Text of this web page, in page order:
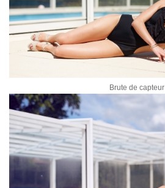
Brute de capteur